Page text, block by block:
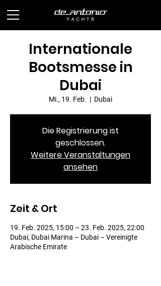
Internationale
Bootsmesse in
Dubai
Mi., 19. Feb.
  |
Dubai
Die Registrierung ist
geschlossen.
Weitere Veranstaltungen
ansehen
Zeit & Ort
19. Feb. 2025, 15:00 – 23. Feb. 2025, 22:00
Dubai, Dubai Marina – Dubai – Vereinigte
Arabische Emirate